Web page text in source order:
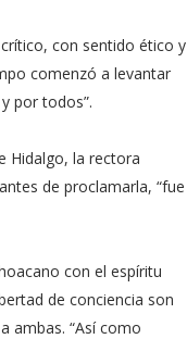
con sentido ético y
comenzó a levantar
por todos”.
Hidalgo, la rectora
de proclamarla, “fue
con el espíritu
de conciencia son
ambas. “Así como